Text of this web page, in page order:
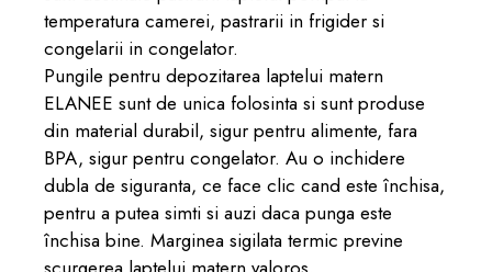
temperatura camerei, pastrarii in frigider si
congelarii in congelator.
Pungile pentru depozitarea laptelui matern
ELANEE sunt de unica folosinta si sunt produse
din material durabil, sigur pentru alimente, fara
BPA, sigur pentru congelator. Au o inchidere
dubla de siguranta, ce face clic cand este închisa,
pentru a putea simti si auzi daca punga este
închisa bine. Marginea sigilata termic previne